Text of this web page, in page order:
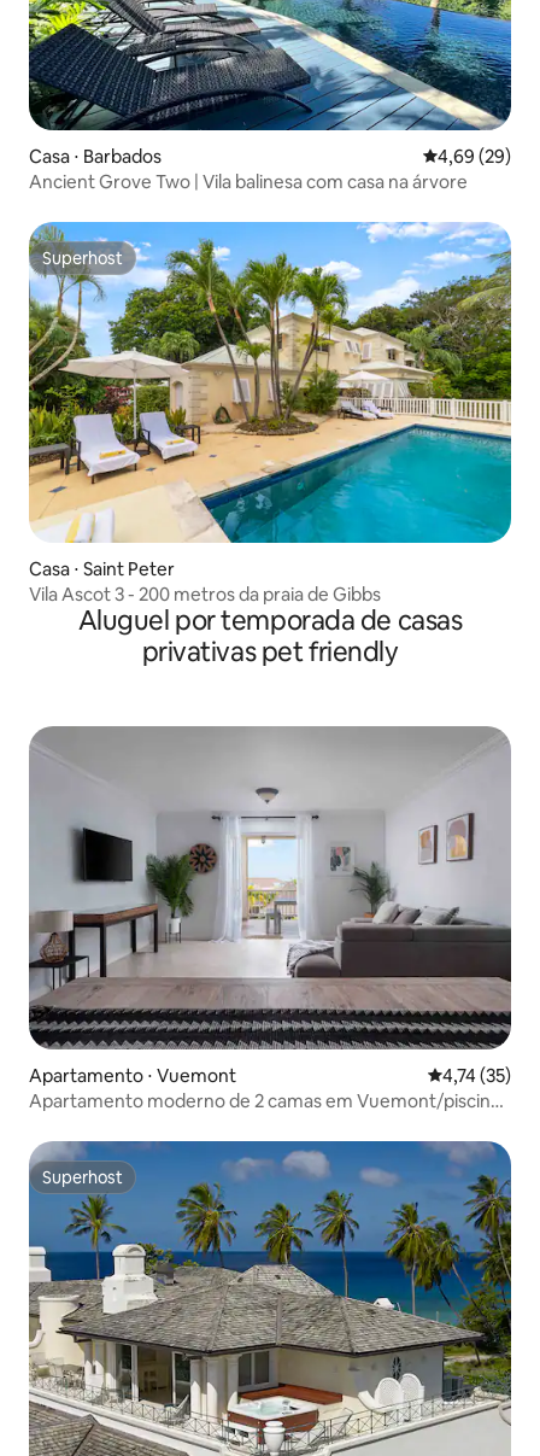
Casa ⋅ Barbados 4,69 de uma
4,69 (29)
Ancient Grove Two | Vila balinesa com casa na árvore
Superhost
Superhost
Casa ⋅ Saint Peter
Vila Ascot 3 - 200 metros da praia de Gibbs
Aluguel por temporada de casas
privativas pet friendly
Apartamento ⋅ Vuemont 4,74 de uma
4,74 (35)
Apartamento moderno de 2 camas em Vuemont/piscina
Superhost
Superhost